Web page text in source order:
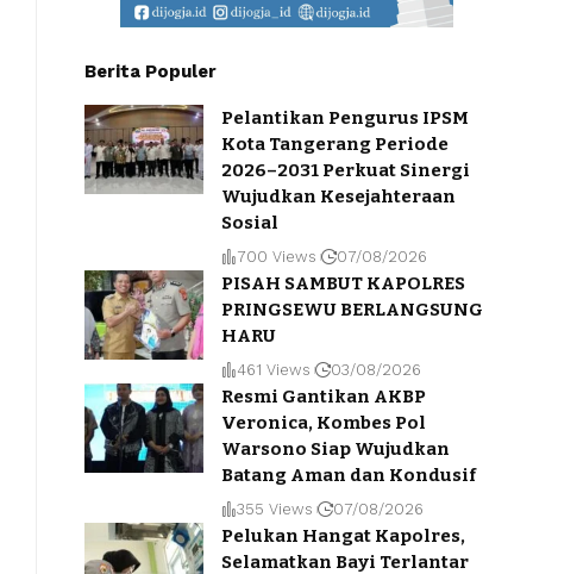
Berita Populer
Pelantikan Pengurus IPSM
Kota Tangerang Periode
2026–2031 Perkuat Sinergi
Wujudkan Kesejahteraan
Sosial
700 Views 07/08/2026
PISAH SAMBUT KAPOLRES
PRINGSEWU BERLANGSUNG
HARU
461 Views 03/08/2026
Resmi Gantikan AKBP
Veronica, Kombes Pol
Warsono Siap Wujudkan
Batang Aman dan Kondusif
355 Views 07/08/2026
Pelukan Hangat Kapolres,
Selamatkan Bayi Terlantar